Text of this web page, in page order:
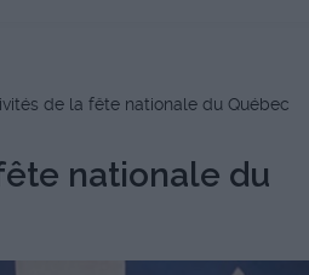
de la fête nationale du Québec
nationale du